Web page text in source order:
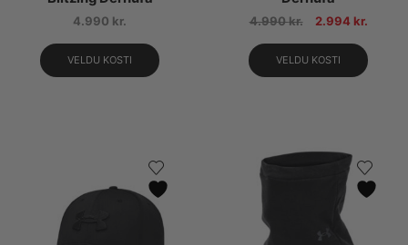
4.990 kr.
VELDU KOSTI
4.990kr. 2.994 kr.
VELDU KOSTI